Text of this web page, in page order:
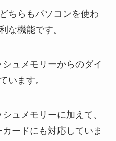
ちらもパソコンを使わ
な機能です。
ュメモリーからのダイ
います。
ュメモリーに加えて、
ードにも対応していま